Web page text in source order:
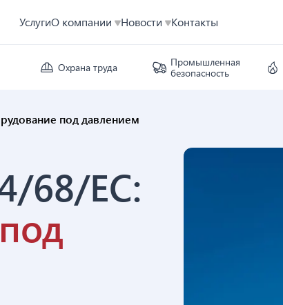
УслугиО компании Новости Контакты
Охрана труда
Промышленная
безопасность
под давлением
68/ЕС: